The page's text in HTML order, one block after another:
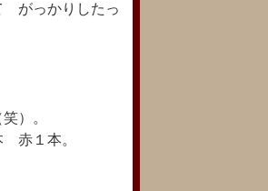
がっかりしたっ
）。
１本。